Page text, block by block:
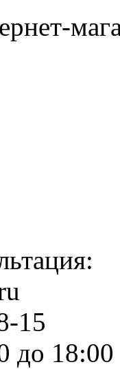
15
до 18:00